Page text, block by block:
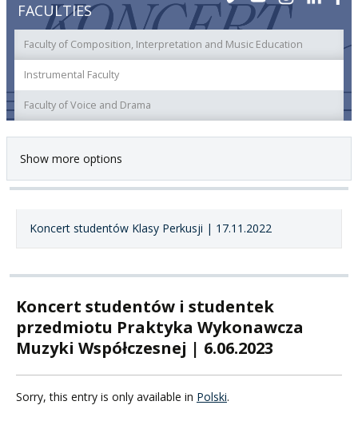
FACULTIES
Faculty of Composition, Interpretation and Music Education
Instrumental Faculty
Faculty of Voice and Drama
Show more options
Koncert studentów Klasy Perkusji | 17.11.2022
Koncert studentów i studentek
przedmiotu Praktyka Wykonawcza
Muzyki Współczesnej | 6.06.2023
Sorry, this entry is only available in Polski.